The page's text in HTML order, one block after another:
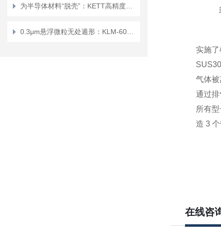
实施
气体
通过
所有
造 3
在线咨